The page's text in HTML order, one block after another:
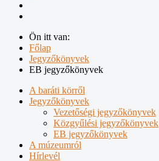
Ön itt van:
Főlap
Jegyzőkönyvek
EB jegyzőkönyvek
A baráti körről
Jegyzőkönyvek
Vezetőségi jegyzőkönyvek
Közgyűlési jegyzőkönyvek
EB jegyzőkönyvek
A múzeumról
Hírlevél